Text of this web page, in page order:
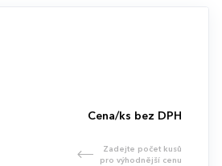
Cena/ks bez DPH
Zadejte počet kusů
pro výhodnější cenu